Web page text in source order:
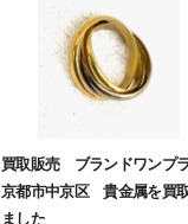
買取販売 ブランドワン
京都市中京区 貴金属を買
ました